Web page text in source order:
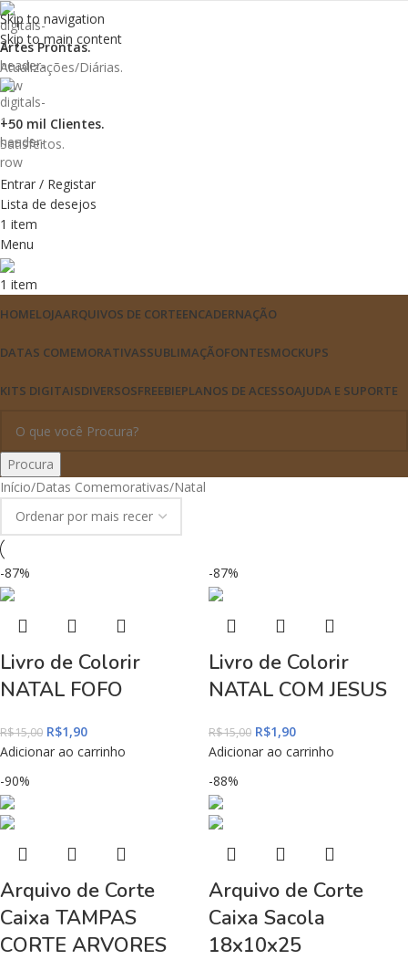
Skip to navigation
Skip to main content
Artes Prontas.
Atualizações/Diárias.
+50 mil Clientes.
Satisfeitos.
Entrar / Registar
Lista de desejos
1 item
Menu
1 item
HOMELOJAARQUIVOS DE CORTEENCADERNAÇÃO
DATAS COMEMORATIVASSUBLIMAÇÃOFONTESMOCKUPS
KITS DIGITAISDIVERSOSFREEBIEPLANOS DE ACESSOAJUDA E SUPORTE
Procura
Início Datas Comemorativas Natal
-87%
Livro de Colorir
NATAL FOFO
R$15,00 R$1,90
Adicionar ao carrinho
-87%
Livro de Colorir
NATAL COM JESUS
R$15,00 R$1,90
Adicionar ao carrinho
-90%
Arquivo de Corte
Caixa TAMPAS
CORTE ARVORES
-88%
Arquivo de Corte
Caixa Sacola
18x10x25